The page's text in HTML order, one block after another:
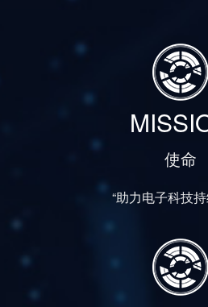
使命
“助力电子科技